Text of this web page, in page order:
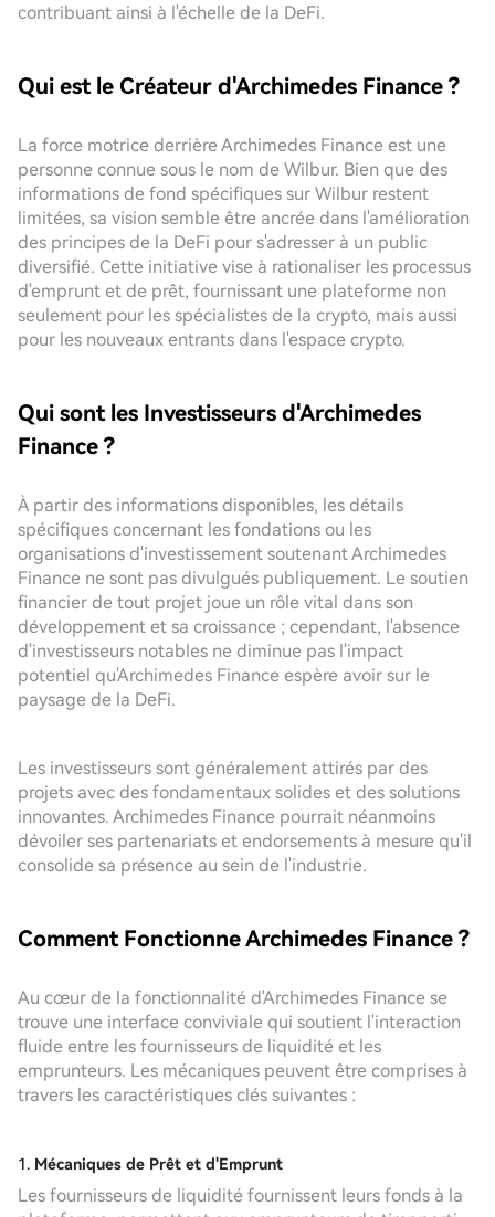
contribuant ainsi à l'échelle de la DeFi.
Qui est le Créateur d'Archimedes Finance ?
La force motrice derrière Archimedes Finance est une
personne connue sous le nom de Wilbur. Bien que des
informations de fond spécifiques sur Wilbur restent
limitées, sa vision semble être ancrée dans l'amélioration
des principes de la DeFi pour s'adresser à un public
diversifié. Cette initiative vise à rationaliser les processus
d'emprunt et de prêt, fournissant une plateforme non
seulement pour les spécialistes de la crypto, mais aussi
pour les nouveaux entrants dans l'espace crypto.
Qui sont les Investisseurs d'Archimedes
Finance ?
À partir des informations disponibles, les détails
spécifiques concernant les fondations ou les
organisations d'investissement soutenant Archimedes
Finance ne sont pas divulgués publiquement. Le soutien
financier de tout projet joue un rôle vital dans son
développement et sa croissance ; cependant, l'absence
d'investisseurs notables ne diminue pas l'impact
potentiel qu'Archimedes Finance espère avoir sur le
paysage de la DeFi.
Les investisseurs sont généralement attirés par des
projets avec des fondamentaux solides et des solutions
innovantes. Archimedes Finance pourrait néanmoins
dévoiler ses partenariats et endorsements à mesure qu'il
consolide sa présence au sein de l'industrie.
Comment Fonctionne Archimedes Finance ?
Au cœur de la fonctionnalité d'Archimedes Finance se
trouve une interface conviviale qui soutient l'interaction
fluide entre les fournisseurs de liquidité et les
emprunteurs. Les mécaniques peuvent être comprises à
travers les caractéristiques clés suivantes :
1. Mécaniques de Prêt et d'Emprunt
Les fournisseurs de liquidité fournissent leurs fonds à la